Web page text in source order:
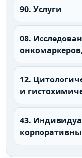
90. Услуги
08.
12.
и
43.